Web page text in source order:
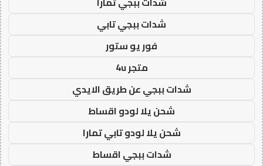
شدات ببجي تابي
فور يو ستور
متجر 4u
شدات ببجي عن طريق الايدي
شحن يلا لودو اقساط
شحن يلا لودو تابي تمارا
شدات ببجي اقساط